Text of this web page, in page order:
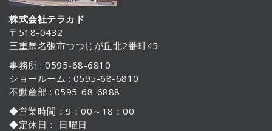
株式会社テラカド
〒518-0432
三重県名張市つつじが丘北2番町45
事務所 : 0595-68-6810
ショールーム : 0595-68-6810
不動産部 : 0595-68-6888
◆営業時間：9：00～18：00
◆定休日： 日曜日